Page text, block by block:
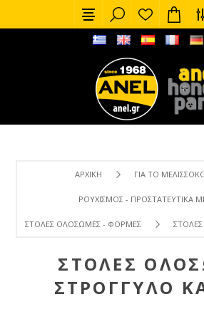
ΑΡΧΙΚΉ ΓΙΑ ΤΟ
ΡΟΥΧΙΣΜΌΣ - ΠΡΟΣΤΑΤΕΥΤΙΚΆ
ΣΤΟΛΈΣ ΟΛΌΣΩΜΕΣ - ΦΌΡΜΕΣ
ΣΤΟΛΈΣ
ΣΤΡΌΓΓΥΛΟ